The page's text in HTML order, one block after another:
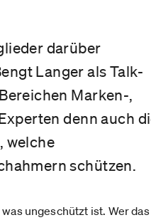
darüber
Langer als Talk-
Marken-,
denn auch
welche
schützen.
ungeschützt ist. Wer das